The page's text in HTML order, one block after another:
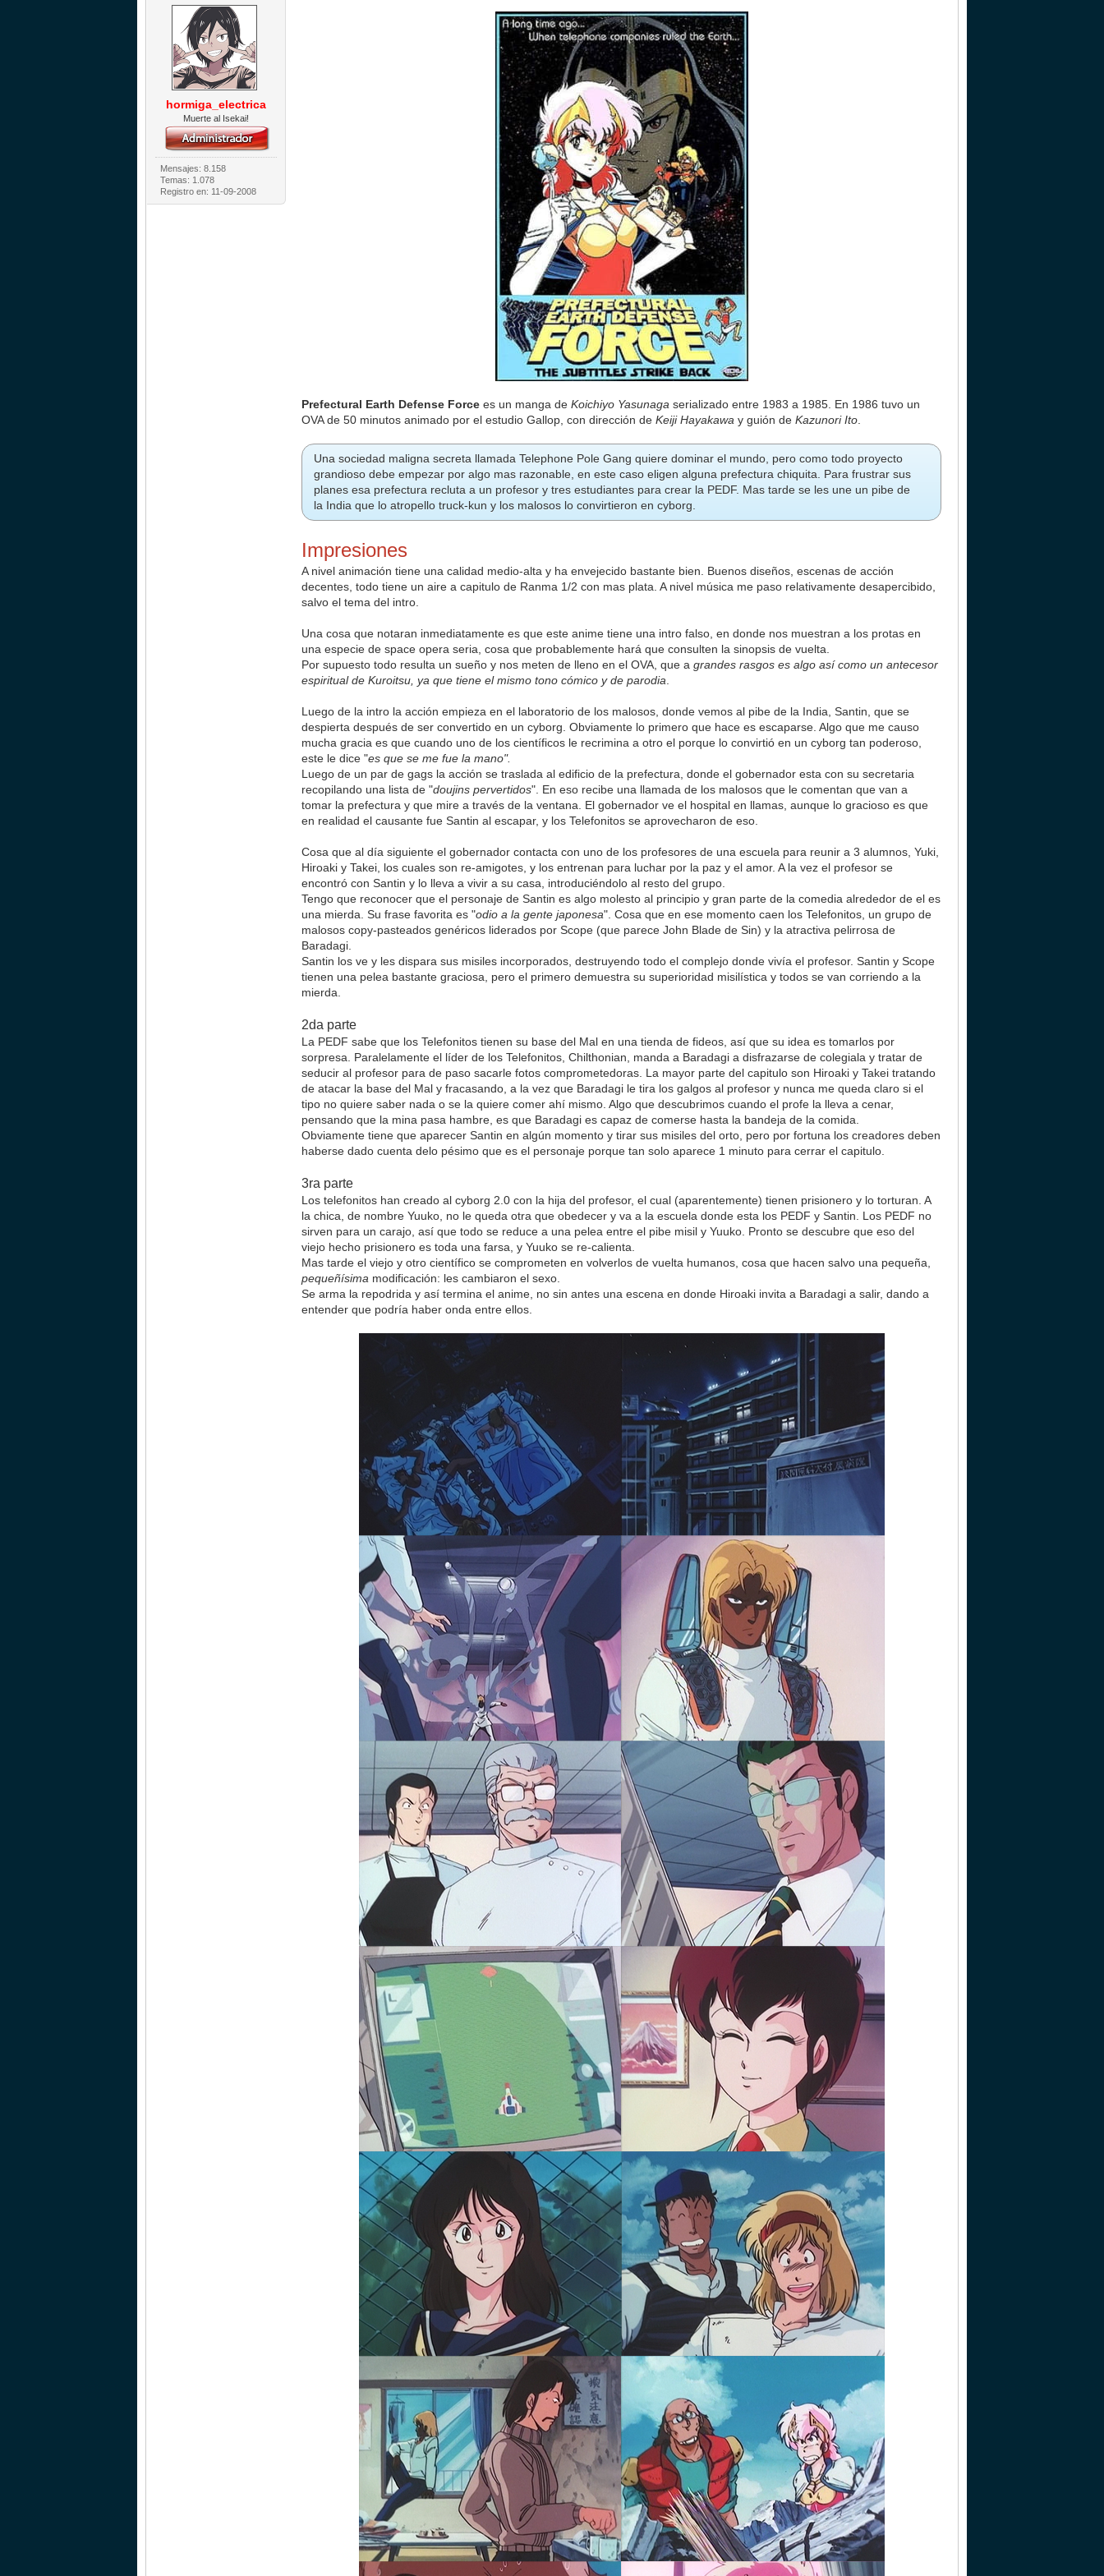
hormiga_electrica
Muerte al Isekai!
Mensajes: 8.158
Temas: 1.078
Registro en: 11-09-2008
Prefectural Earth Defense Force es un manga deKoichiyo Yasunaga serializado entre 1983 a 1985. En 1986 tuvo un
OVA de 50 minutos animado por el estudio Gallop, con dirección deKeiji Hayakawa y guión deKazunori Ito
Una sociedad maligna secreta llamada Telephone Pole Gang quiere dominar el mundo, pero como todo proyecto
grandioso debe empezar por algo mas razonable, en este caso eligen alguna prefectura chiquita. Para frustrar sus
planes esa prefectura recluta a un profesor y tres estudiantes para crear la PEDF. Mas tarde se les une un pibe de
la India que lo atropello truck-kun y los malosos lo convirtieron en cyborg.
Impresiones
A nivel animación tiene una calidad medio-alta y ha envejecido bastante bien. Buenos diseños, escenas de acción
decentes, todo tiene un aire a capitulo de Ranma 1/2 con mas plata. A nivel música me paso relativamente desapercibido,
salvo el tema del intro.
Una cosa que notaran inmediatamente es que este anime tiene una intro falso, en donde nos muestran a los protas en
una especie de space opera seria, cosa que probablemente hará que consulten la sinopsis de vuelta.
Por supuesto todo resulta un sueño y nos meten de lleno en el OVA, que a grandes rasgos es algo así como un antecesor
espiritual de Kuroitsu, ya que tiene el mismo tono cómico y de parodia
Luego de la intro la acción empieza en el laboratorio de los malosos, donde vemos al pibe de la India, Santin, que se
despierta después de ser convertido en un cyborg. Obviamente lo primero que hace es escaparse. Algo que me causo
mucha gracia es que cuando uno de los científicos le recrimina a otro el porque lo convirtió en un cyborg tan poderoso,
este le dice "es que se me fue la mano".
Luego de un par de gags la acción se traslada al edificio de la prefectura, donde el gobernador esta con su secretaria
recopilando una lista de "doujins pervertidos". En eso recibe una llamada de los malosos que le comentan que van a
tomar la prefectura y que mire a través de la ventana. El gobernador ve el hospital en llamas, aunque lo gracioso es que
en realidad el causante fue Santin al escapar, y los Telefonitos se aprovecharon de eso.
Cosa que al día siguiente el gobernador contacta con uno de los profesores de una escuela para reunir a 3 alumnos, Yuki,
Hiroaki y Takei, los cuales son re-amigotes, y los entrenan para luchar por la paz y el amor. A la vez el profesor se
encontró con Santin y lo lleva a vivir a su casa, introduciéndolo al resto del grupo.
Tengo que reconocer que el personaje de Santin es algo molesto al principio y gran parte de la comedia alrededor de el es
una mierda. Su frase favorita es "odio a la gente japonesa". Cosa que en ese momento caen los Telefonitos, un grupo de
malosos copy-pasteados genéricos liderados por Scope (que parece John Blade de Sin) y la atractiva pelirrosa de
Baradagi.
Santin los ve y les dispara sus misiles incorporados, destruyendo todo el complejo donde vivía el profesor. Santin y Scope
tienen una pelea bastante graciosa, pero el primero demuestra su superioridad misilística y todos se van corriendo a la
mierda.
2da parte
La PEDF sabe que los Telefonitos tienen su base del Mal en una tienda de fideos, así que su idea es tomarlos por
sorpresa. Paralelamente el líder de los Telefonitos, Chilthonian, manda a Baradagi a disfrazarse de colegiala y tratar de
seducir al profesor para de paso sacarle fotos comprometedoras. La mayor parte del capitulo son Hiroaki y Takei tratando
de atacar la base del Mal y fracasando, a la vez que Baradagi le tira los galgos al profesor y nunca me queda claro si el
tipo no quiere saber nada o se la quiere comer ahí mismo. Algo que descubrimos cuando el profe la lleva a cenar,
pensando que la mina pasa hambre, es que Baradagi es capaz de comerse hasta la bandeja de la comida.
Obviamente tiene que aparecer Santin en algún momento y tirar sus misiles del orto, pero por fortuna los creadores deben
haberse dado cuenta delo pésimo que es el personaje porque tan solo aparece 1 minuto para cerrar el capitulo.
3ra parte
Los telefonitos han creado al cyborg 2.0 con la hija del profesor, el cual (aparentemente) tienen prisionero y lo torturan. A
la chica, de nombre Yuuko, no le queda otra que obedecer y va a la escuela donde esta los PEDF y Santin. Los PEDF no
sirven para un carajo, así que todo se reduce a una pelea entre el pibe misil y Yuuko. Pronto se descubre que eso del
viejo hecho prisionero es toda una farsa, y Yuuko se re-calienta.
Mas tarde el viejo y otro científico se comprometen en volverlos de vuelta humanos, cosa que hacen salvo una pequeña,
pequeñísima modificación: les cambiaron el sexo.
Se arma la repodrida y así termina el anime, no sin antes una escena en donde Hiroaki invita a Baradagi a salir, dando a
entender que podría haber onda entre ellos.